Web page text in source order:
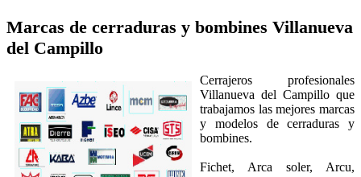
Marcas de cerraduras y bombines Villanueva
del Campillo
Cerrajeros profesionales
Villanueva del Campillo que
trabajamos las mejores marcas
y modelos de cerraduras y
bombines.
Fichet, Arca soler, Arcu,